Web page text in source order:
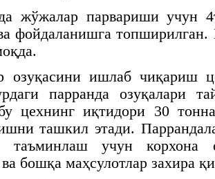
жўжалар парвариши учун
фойдаланишга
озуқасини ишлаб чиқариш
парранда озуқалари
цехнинг иқтидори 30
ташкил этади.
таъминлаш учун корхона
бошқа маҳсулотлар захира